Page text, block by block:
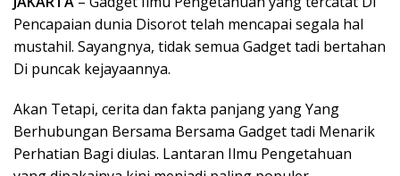
Pencapaian dunia Disorot telah mencapai segala hal
mustahil. Sayangnya, tidak semua Gadget tadi bertahan
Di puncak kejayaannya.
Akan Tetapi, cerita dan fakta panjang yang Yang
Berhubungan Bersama Bersama Gadget tadi Menarik
Perhatian Bagi diulas. Lantaran Ilmu Pengetahuan